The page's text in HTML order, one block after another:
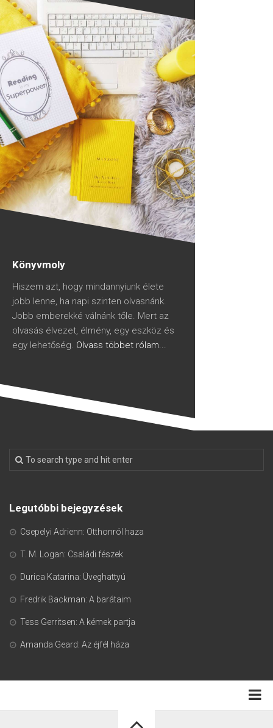
Könyvmoly
Hiszem azt, hogy mindannyiunk élete
jobb lenne, ha napi szinten olvasnánk.
Jobb emberekké válnánk tőle. Mert az
olvasás élvezet, élmény, egy eszköz és
egy lehetőség. Olvass többet rólam...
Legutóbbi bejegyzések
Csepelyi Adrienn: Otthonról haza
T. M. Logan: Családi fészek
Durica Katarina: Üveghattyú
Fredrik Backman: A barátaim
Tess Gerritsen: A kémek partja
Amanda Geard: Az éjfél háza